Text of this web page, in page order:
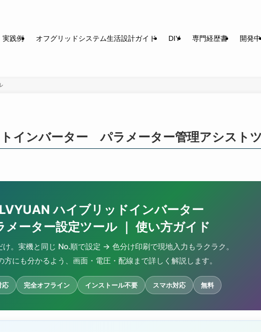
実践例 オフグリッドシステム生活設計ガイド DIY 専門経歴書 開発中
インバーター パラメーター管理アシスト
LVYUAN ハイブリッドインバーター
メーター設定ツール ｜ 使い方ガイド
け。実機と同じ No.順で設定 → 色分け印刷で現地入力もラクラク。
方にも分かるよう、画面・電圧・配線まで詳しく解説します。
応 完全オフライン インストール不要 スマホ対応 無料